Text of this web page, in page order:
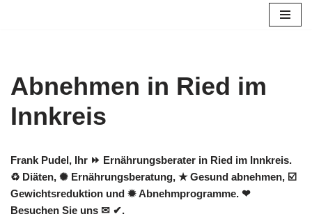
Abnehmen in Ried im
Innkreis
Frank Pudel, Ihr ⏩ Ernährungsberater in Ried im Innkreis.
♻ Diäten, ✺ Ernährungsberatung, ★ Gesund abnehmen, ☑️
Gewichtsreduktion und ✹ Abnehmprogramme. ❤
Besuchen Sie uns ✉ ✔.